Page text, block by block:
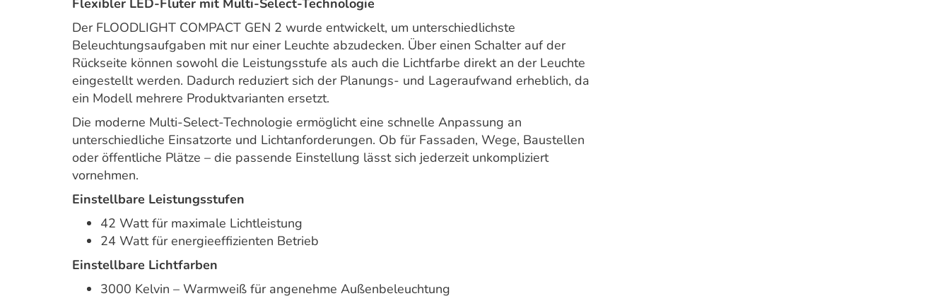
Flexibler LED-Fluter mit Multi-Select-Technologie
Der FLOODLIGHT COMPACT GEN 2 wurde entwickelt, um unterschiedlichste
Beleuchtungsaufgaben mit nur einer Leuchte abzudecken. Über einen Schalter auf der
Rückseite können sowohl die Leistungsstufe als auch die Lichtfarbe direkt an der Leuchte
eingestellt werden. Dadurch reduziert sich der Planungs- und Lageraufwand erheblich, da
ein Modell mehrere Produktvarianten ersetzt.
Die moderne Multi-Select-Technologie ermöglicht eine schnelle Anpassung an
unterschiedliche Einsatzorte und Lichtanforderungen. Ob für Fassaden, Wege, Baustellen
oder öffentliche Plätze – die passende Einstellung lässt sich jederzeit unkompliziert
vornehmen.
Einstellbare Leistungsstufen
42 Watt für maximale Lichtleistung
24 Watt für energieeffizienten Betrieb
Einstellbare Lichtfarben
3000 Kelvin – Warmweiß für angenehme Außenbeleuchtung